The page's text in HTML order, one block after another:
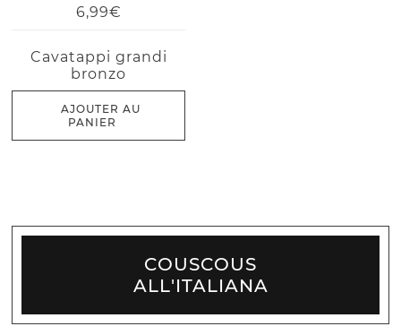
6,99€
Cavatappi grandi
bronzo
AJOUTER AU
PANIER
COUSCOUS
ALL'ITALIANA